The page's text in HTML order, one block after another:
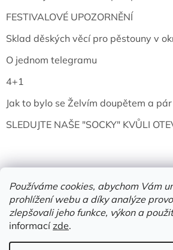
Používáme cookies, abychom Vám
prohlížení webu a díky analýze
zlepšovali jeho funkce, výkon a
informacízde.
FESTIVALOVÉ UPOZORNĚNÍ
Sklad děských věcí pro pěstouny v
O jednom telegramu
4+1
Jak to bylo se Želvím doupětem a
SLEDUJTE NAŠE "SOCKY" KVŮLI
Vytvořil